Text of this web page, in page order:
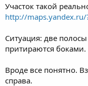
Участок такой
http://
Ситуация: две
притираются боками.
Вроде все понятно.
справа.